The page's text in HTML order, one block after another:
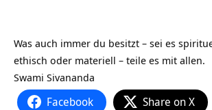
Was auch immer du besitzt – sei es
ethisch oder materiell – teile es mit allen.
Swami Sivananda
Facebook Share on X